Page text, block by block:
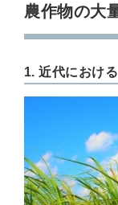
農作物の大
1. 近代におけ